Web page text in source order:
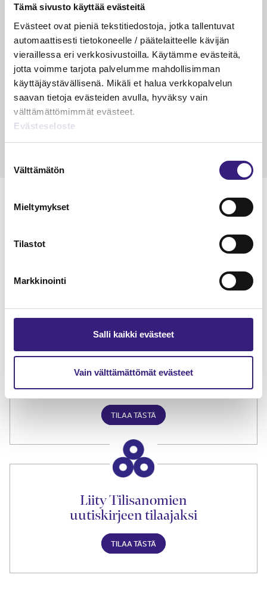
Tämä sivusto käyttää evästeitä
Evästeet ovat pieniä tekstitiedostoja, jotka tallentuvat
automaattisesti tietokoneelle / päätelaitteelle kävijän
vieraillessa eri verkkosivustoilla. Käytämme evästeitä,
jotta voimme tarjota palvelumme mahdollisimman
käyttäjäystävällisenä. Mikäli et halua verkkopalvelun
saavan tietoja evästeiden avulla, hyväksy vain
välttämättömimmät evästeet.
Evästeseloste
valinta
Välttämätön
Mieltymykset
Tilastot
Markkinointi
Salli kaikki evästeet
Vain välttämättömät evästeet
VEROTUS
Kulu­veloitukset arvon­lisä­
verotuksessa – omien kulujen
veloitus, kulujen edelleen­
veloitus ja läpi­laskutus
15.5.2023 10 min
Tilaa Tilisanomien
lukuoikeus
TILAA TÄSTÄ
Liity Tilisanomien
uutiskirjeen tilaajaksi
TILAA TÄSTÄ